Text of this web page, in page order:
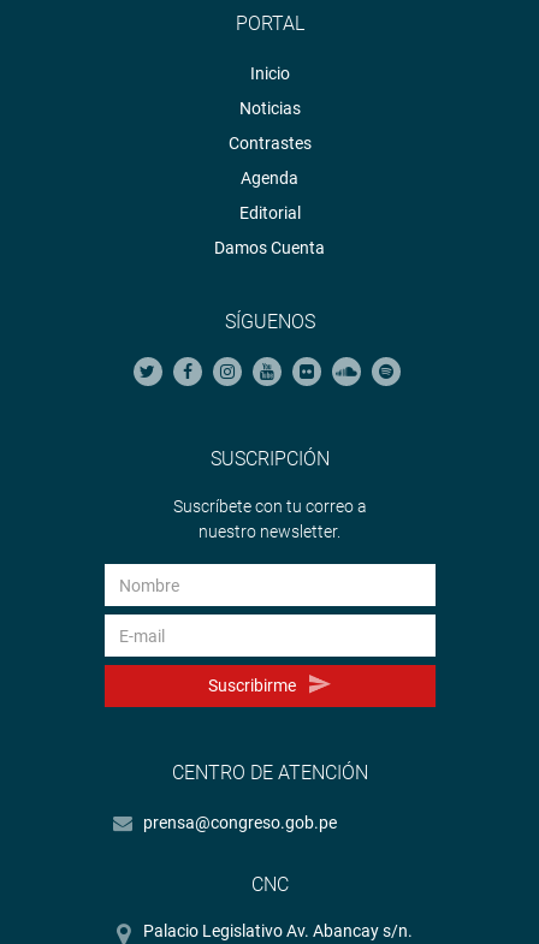
PORTAL
Inicio
Noticias
Contrastes
Agenda
Editorial
Damos Cuenta
SÍGUENOS
SUSCRIPCIÓN
Suscríbete con tu correo a
nuestro newsletter.
Suscribirme
CENTRO DE ATENCIÓN
prensa@congreso.gob.pe
CNC
Palacio Legislativo Av. Abancay s/n.